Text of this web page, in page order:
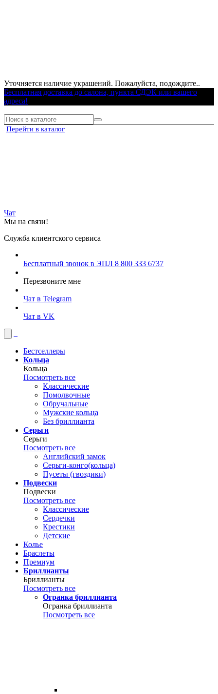
Уточняется наличие украшений. Пожалуйста, подождите..
Бесплатная доставка до салона, пункта СДЭК или вашего
адреса!
Перейти в каталог
Чат
Мы на связи!
Служба клиентского сервиса
Бесплатный звонок в ЭПЛ 8 800 333 6737
Перезвоните мне
Чат в Telegram
Чат в VK
Бестселлеры
Кольца
Кольца
Посмотреть все
Классические
Помолвочные
Обручальные
Мужские кольца
Без бриллианта
Серьги
Серьги
Посмотреть все
Английский замок
Серьги-конго(кольца)
Пусеты (гвоздики)
Подвески
Подвески
Посмотреть все
Классические
Сердечки
Крестики
Детские
Колье
Браслеты
Премиум
Бриллианты
Бриллианты
Посмотреть все
Огранка бриллианта
Огранка бриллианта
Посмотреть все